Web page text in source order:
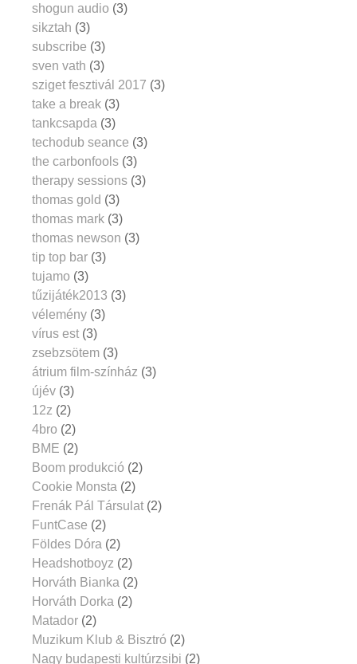
shogun audio (3)
sikztah (3)
subscribe (3)
sven vath (3)
sziget fesztivál 2017 (3)
take a break (3)
tankcsapda (3)
techodub seance (3)
the carbonfools (3)
therapy sessions (3)
thomas gold (3)
thomas mark (3)
thomas newson (3)
tip top bar (3)
tujamo (3)
tűzijáték2013 (3)
vélemény (3)
vírus est (3)
zsebzsötem (3)
átrium film-színház (3)
újév (3)
12z (2)
4bro (2)
BME (2)
Boom produkció (2)
Cookie Monsta (2)
Frenák Pál Társulat (2)
FuntCase (2)
Földes Dóra (2)
Headshotboyz (2)
Horváth Bianka (2)
Horváth Dorka (2)
Matador (2)
Muzikum Klub & Bisztró (2)
Nagy budapesti kultúrzsibi (2)